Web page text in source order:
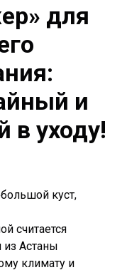
для
и
в уходу!
куст,
считается
из Астаны
климату и